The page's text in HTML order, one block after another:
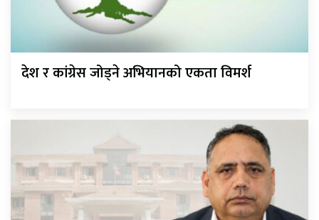
देश र कांग्रेस जोड्ने अभियानको एकता विमर्श